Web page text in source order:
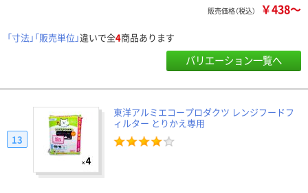
販売価格（税込） ￥438～
「寸法」「販売単位」違いで全4商品あります
バリエーション一覧へ
東洋アルミエコープロダクツ レンジフードフ
ィルター とりかえ専用
13